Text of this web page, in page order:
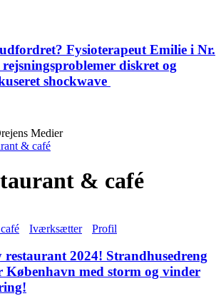
Fysioterapeut Emilie i Nr.
diskret og
shockwave
Medier
& café
& café
Iværksætter Profil
restaurant 2024! Strandhusedreng
København med storm og vinder